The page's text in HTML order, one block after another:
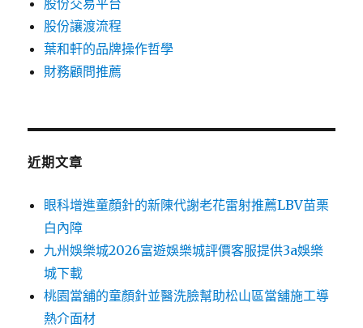
股份交易平台
股份讓渡流程
葉和軒的品牌操作哲學
財務顧問推薦
近期文章
眼科增進童顏針的新陳代謝老花雷射推薦LBV苗栗
白內障
九州娛樂城2026富遊娛樂城評價客服提供3a娛樂
城下載
桃園當舖的童顏針並醫洗臉幫助松山區當舖施工導
熱介面材